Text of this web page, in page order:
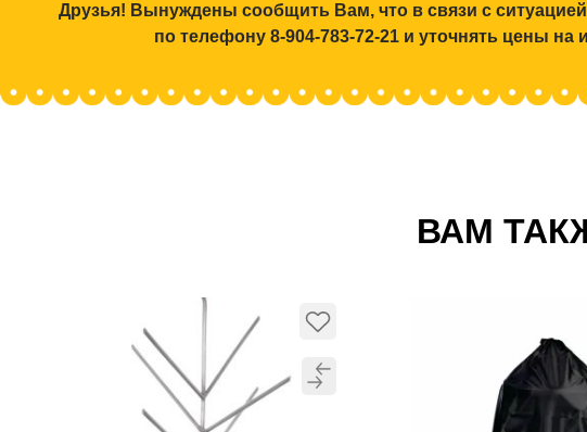
Друзья! Вынуждены сообщить Вам, что в связи с
по телефону 8-904-783-72-21 и уточнять цены
ВАМ